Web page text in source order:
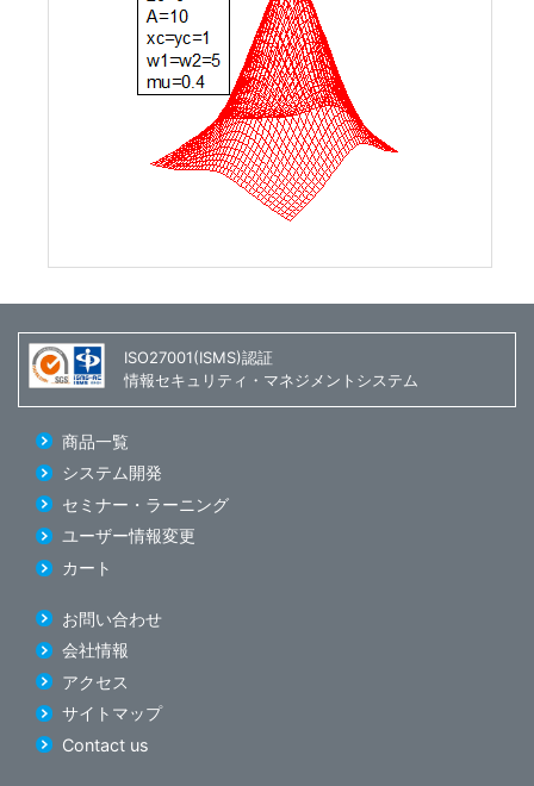
ISO27001(ISMS)認証
情報セキュリティ・マネジメントシステム
商品一覧
システム開発
セミナー・ラーニング
ユーザー情報変更
カート
お問い合わせ
会社情報
アクセス
サイトマップ
Contact us